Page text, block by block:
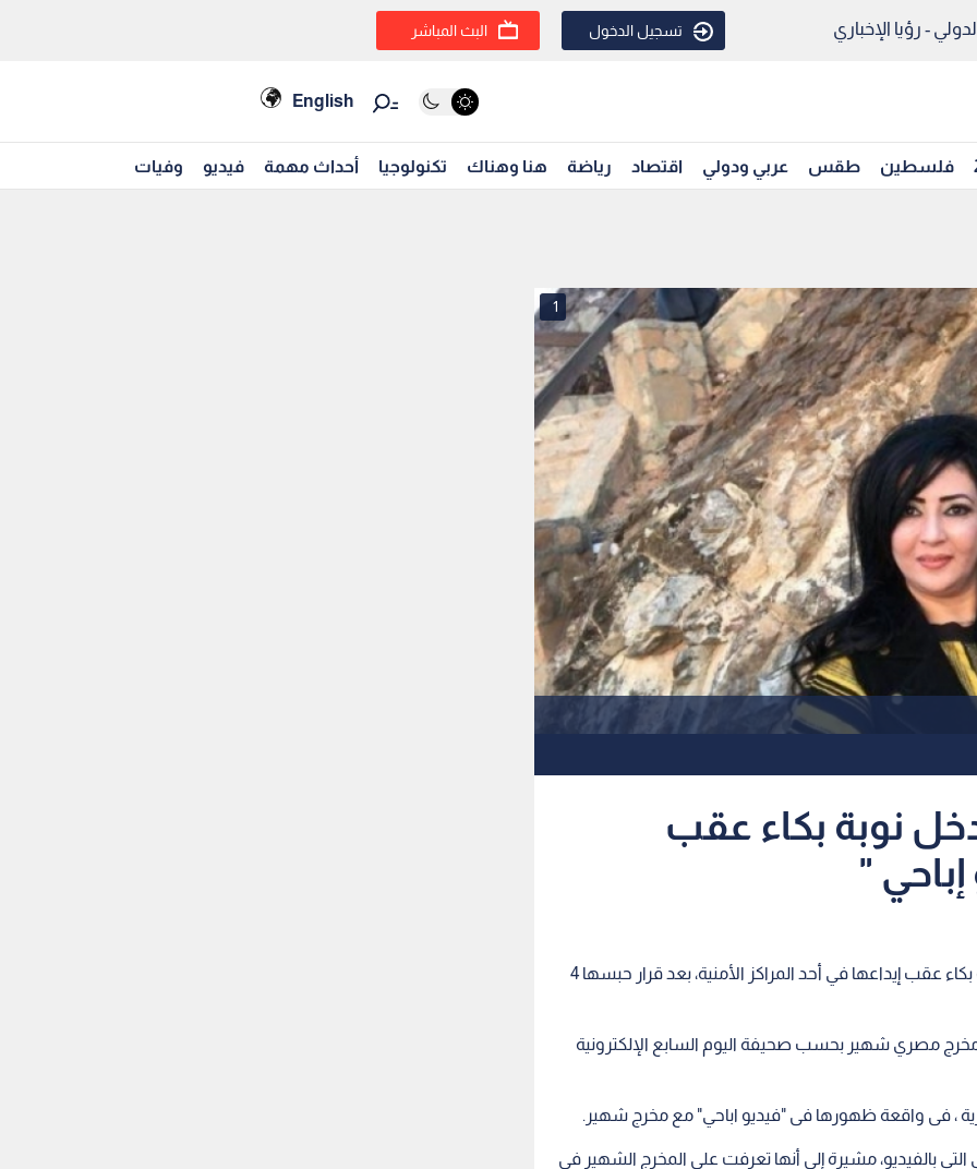
- رؤيا الإخباري تسجيل الدخول البث المباشر
English
فلسطين طقس عربي ودولي اقتصاد رياضة هنا وهناك تكنولوجيا أحداث مهمة فيديو وفيات
1
نوبة بكاء عقب
"
دخلت سيدة الأعمال المصرية منى الغضبان في نوبة بكاء عقب إيداعها في أحد المراكز الأمنية، بعد قرار حبسها 4
مصري شهير بحسب صحيفة اليوم السابع الإلكترونية
، فى واقعة ظهورها فى "فيديو اباحي" مع مخرج شهير.
التي بالفيديو، مشيرة إلى أنها تعرفت على المخرج الشهير فى